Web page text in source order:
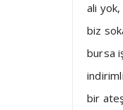
ali
biz
bursa
bir